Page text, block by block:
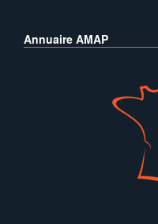
Annuaire AMAP